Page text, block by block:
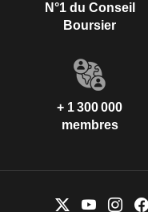
N°1 du Conseil
Boursier
+ 1 300 000
membres